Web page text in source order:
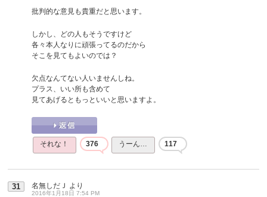
批判的な意見も貴重だと思います。
しかし、どの人もそうですけど
各々本人なりに頑張ってるのだから
そこを見てもよいのでは？
欠点なんてない人いませんしね。
プラス、いい所も含めて
見てあげるともっといいと思いますよ。
それな！ 376 うーん… 117
31 名無しだＪ より
2016年1月18日 7:54 PM